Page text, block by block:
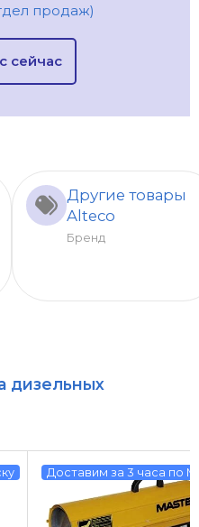
продаж)
сейчас
Другие товары
Alteco
Бренд
дизельных
Доставим за 3 часа по